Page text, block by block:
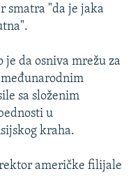
smatra "da je jaka
da osniva mrežu za
sa složenim
u
kraha.
američke filijale